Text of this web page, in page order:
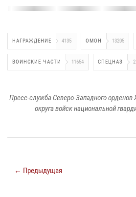
НАГРАЖДЕНИЕ 4135 ОМОН 13205
ВОИНСКИЕ ЧАСТИ 11654 СПЕЦНАЗ
Пресс-служба Северо-Западного
округа войск национальной
← Предыдущая